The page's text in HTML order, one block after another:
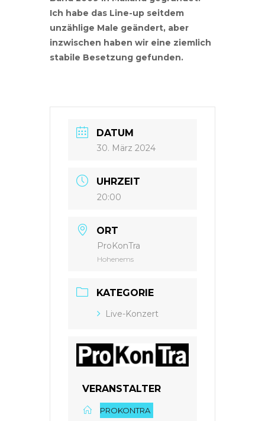
Ich habe das Line-up seitdem
unzählige Male geändert, aber
inzwischen haben wir eine ziemlich
stabile Besetzung gefunden.
DATUM
30. März 2024
UHRZEIT
20:00
ORT
ProKonTra
Hohenems
KATEGORIE
Live-Konzert
VERANSTALTER
PROKONTRA